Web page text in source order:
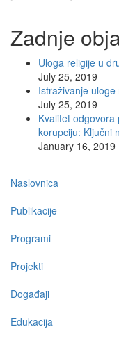
Zadnje
Uloga religije u
July 25, 2019
Istraživanje
July 25, 2019
Kvalitet
korupciju: Ključni
January 16, 2019
Main
navigation
Naslovnica
Publikacije
Programi
Projekti
Događaji
Edukacija